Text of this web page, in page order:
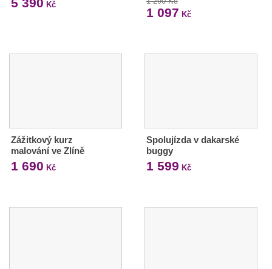
5 390 Kč
1 097 Kč
Zážitkový kurz
malování ve Zlíně
1 690 Kč
Spolujízda v dakarské
buggy
1 599 Kč